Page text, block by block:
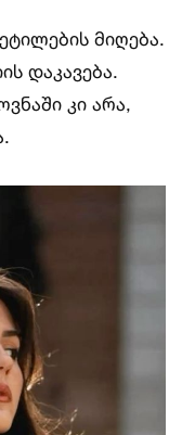
მიღება.
დაკავება.
კი არა,